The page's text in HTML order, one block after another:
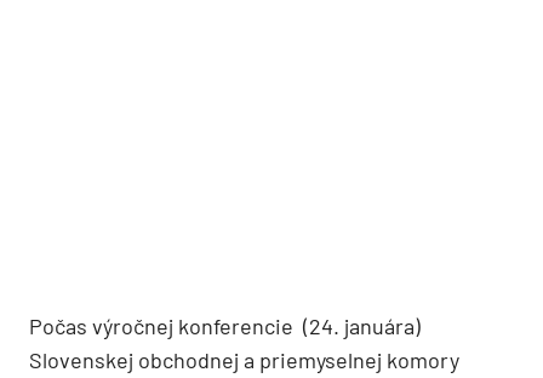
Počas výročnej konferencie (24. januára)
Slovenskej obchodnej a priemyselnej komory